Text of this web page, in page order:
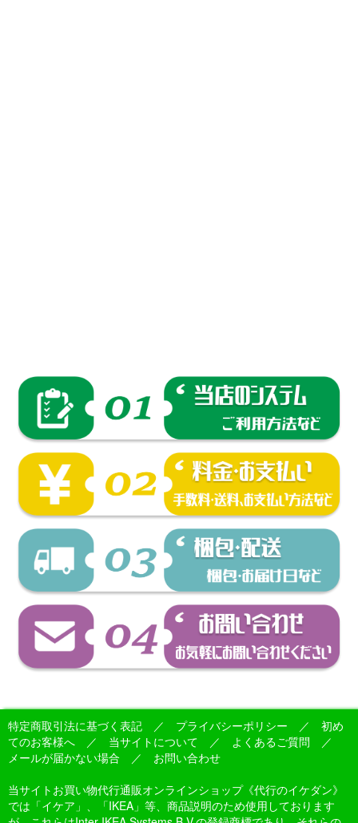
特定商取引法に基づく表記 ／ プライバシーポリシー ／ 初め
てのお客様へ ／ 当サイトについて ／ よくあるご質問 ／
メールが届かない場合 ／ お問い合わせ
当サイトお買い物代行通販オンラインショップ《代行のイケダン》
では「イケア」、「IKEA」等、商品説明のため使用しております